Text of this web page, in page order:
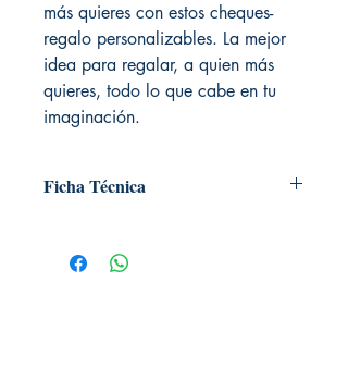
más quieres con estos cheques-
regalo personalizables. La mejor
idea para regalar, a quien más
quieres, todo lo que cabe en tu
imaginación.
Ficha Técnica
Editorial: Alma editorial
Idioma: Castellano